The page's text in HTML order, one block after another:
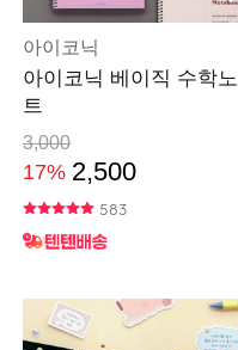
아이코닉
아이코닉 베이직 수학노
트
3,000
17% 2,500
583